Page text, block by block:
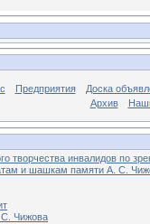
Предприятия
Доска
Архив
творчества инвалидов по
и шашкам памяти А. С.
Чижова